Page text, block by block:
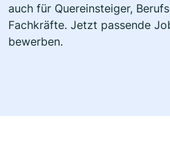
auch für Quereinsteiger,
Fachkräfte. Jetzt passende
bewerben.